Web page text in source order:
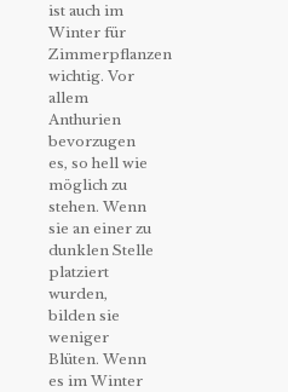
ist auch im
Winter für
Zimmerpflanzen
wichtig. Vor
allem
Anthurien
bevorzugen
es, so hell wie
möglich zu
stehen. Wenn
sie an einer zu
dunklen Stelle
platziert
wurden,
bilden sie
weniger
Blüten. Wenn
es im Winter